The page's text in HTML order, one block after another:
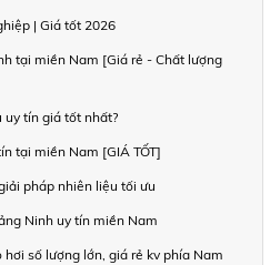
| Giá tốt 2026
tại miền Nam [Giá rẻ - Chất lượng
uy tín giá tốt nhất?
tại miền Nam [GIÁ TỐT]
pháp nhiên liệu tối ưu
Ninh uy tín miền Nam
số lượng lớn, giá rẻ kv phía Nam